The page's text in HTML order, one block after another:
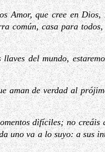
Amor, que cree en Dios,
común, casa para
del mundo,
aman de verdad al
difíciles; no creáis
uno va a lo suyo: a sus